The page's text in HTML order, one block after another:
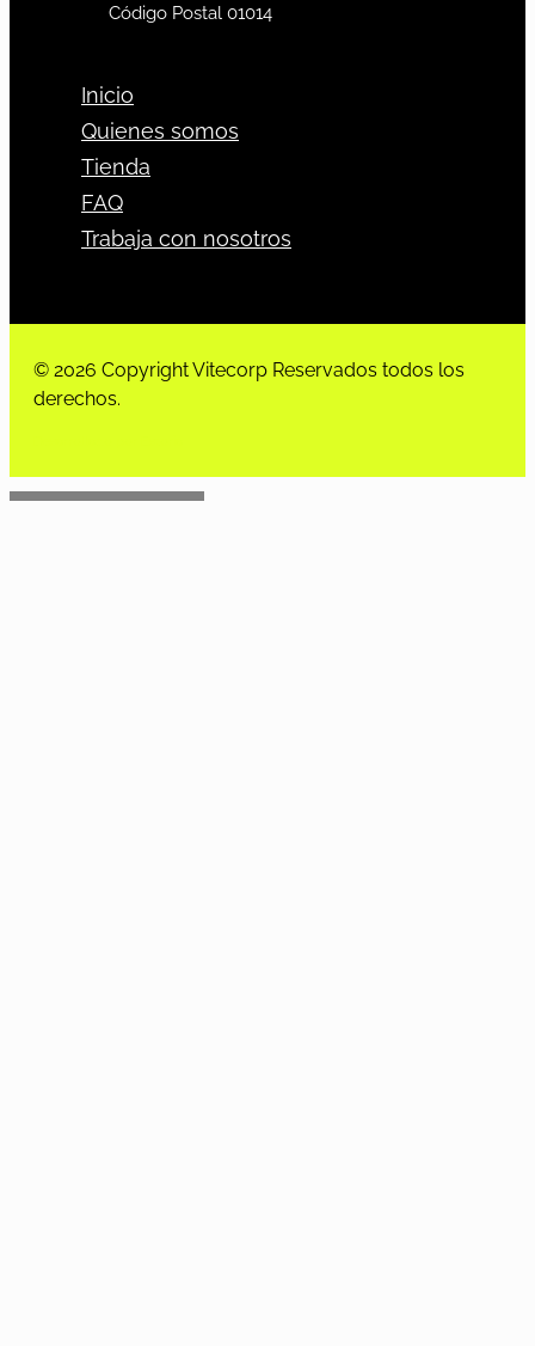
Código Postal 01014
Inicio
Quienes somos
Tienda
FAQ
Trabaja con nosotros
© 2026 Copyright Vitecorp Reservados todos los
derechos.